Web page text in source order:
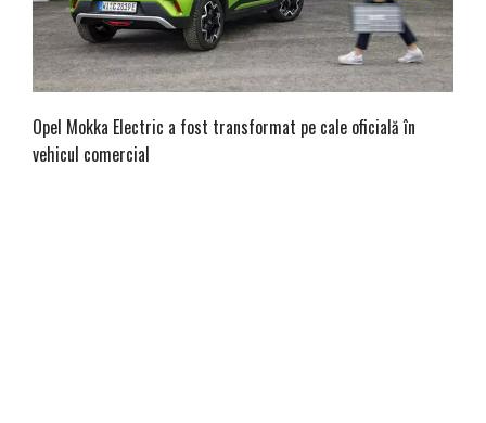
Opel Mokka Electric a fost transformat pe cale oficială în
vehicul comercial